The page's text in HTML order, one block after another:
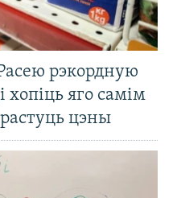
рэкордную
хопіць яго самім
цэны